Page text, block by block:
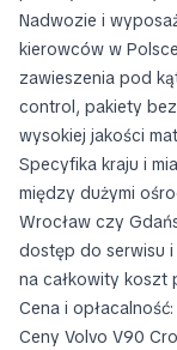
Nadwozie i
kierowców w
zawieszenia pod
control, pakiety
wysokiej jakości
Specyfika kraju i
między dużymi
Wrocław czy
dostęp do serwisu
na całkowity koszt
Cena i
Ceny Volvo V90